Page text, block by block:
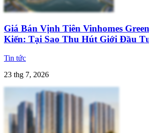
Giá Bán Vịnh Tiên Vinhomes
Kiến: Tại Sao Thu Hút Giới Đầu
Tin tức
23 thg 7, 2026